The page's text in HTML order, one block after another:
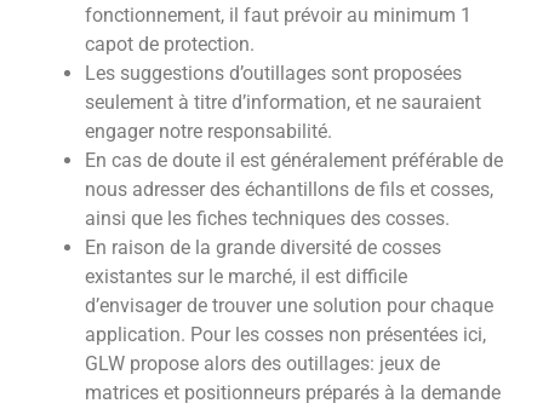
fonctionnement, il faut prévoir au minimum 1
capot de protection.
Les suggestions d’outillages sont proposées
seulement à titre d’information, et ne sauraient
engager notre responsabilité.
En cas de doute il est généralement préférable de
nous adresser des échantillons de fils et cosses,
ainsi que les fiches techniques des cosses.
En raison de la grande diversité de cosses
existantes sur le marché, il est difficile
d’envisager de trouver une solution pour chaque
application. Pour les cosses non présentées ici,
GLW propose alors des outillages: jeux de
matrices et positionneurs préparés à la demande